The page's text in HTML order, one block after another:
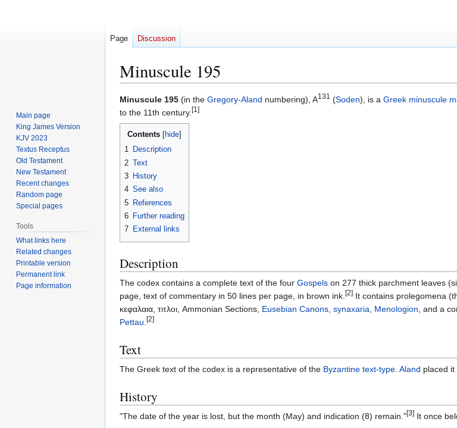
Minuscule 195
Jump
to
navigation
Jump
to
search
Minuscule 195 (in the Gregory-Aland numbering), A131 (Soden), is a Greek minuscule
to the 11th century. [1]
Contents
1 Description
2 Text
3 History
4 See also
5 References
6 Further reading
7 External links
Description
The codex contains a complete text of the four Gospels on 277 thick parchment leaves
page, text of commentary in 50 lines per page, in brown ink. [2] It contains prolegomena
κεφαλαια, τιτλοι, Ammonian Sections, Eusebian Canons, synaxaria, Menologion, and a
Pettau. [2]
Text
The Greek text of the codex is a representative of the Byzantine text-type. Aland placed it
History
"The date of the year is lost, but the month (May) and indication (8) remain."[3] It once
Page Discussion
Main page
King James Version
KJV 2023
Textus Receptus
Old Testament
New Testament
Recent changes
Random page
Special pages
Tools
What links here
Related changes
Printable version
Permanent link
Page information